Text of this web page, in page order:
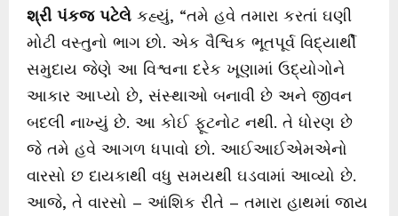
શ્રી પંકજ પટેલે કહ્યું, “તમે હવે તમારા કરતાં ઘણી
મોટી વસ્તુનો ભાગ છો. એક વૈશ્વિક ભૂતપૂર્વ વિદ્યાર્થી
સમુદાય જેણે આ વિશ્વના દરેક ખૂણામાં ઉદ્યોગોને
આકાર આપ્યો છે, સંસ્થાઓ બનાવી છે અને જીવન
બદલી નાખ્યું છે. આ કોઈ ફૂટનોટ નથી. તે ધોરણ છે
જે તમે હવે આગળ ધપાવો છો. આઈઆઈએમએનો
વારસો છ દાયકાથી વધુ સમયથી ઘડવામાં આવ્યો છે.
આજે, તે વારસો – આંશિક રીતે – તમારા હાથમાં જાય